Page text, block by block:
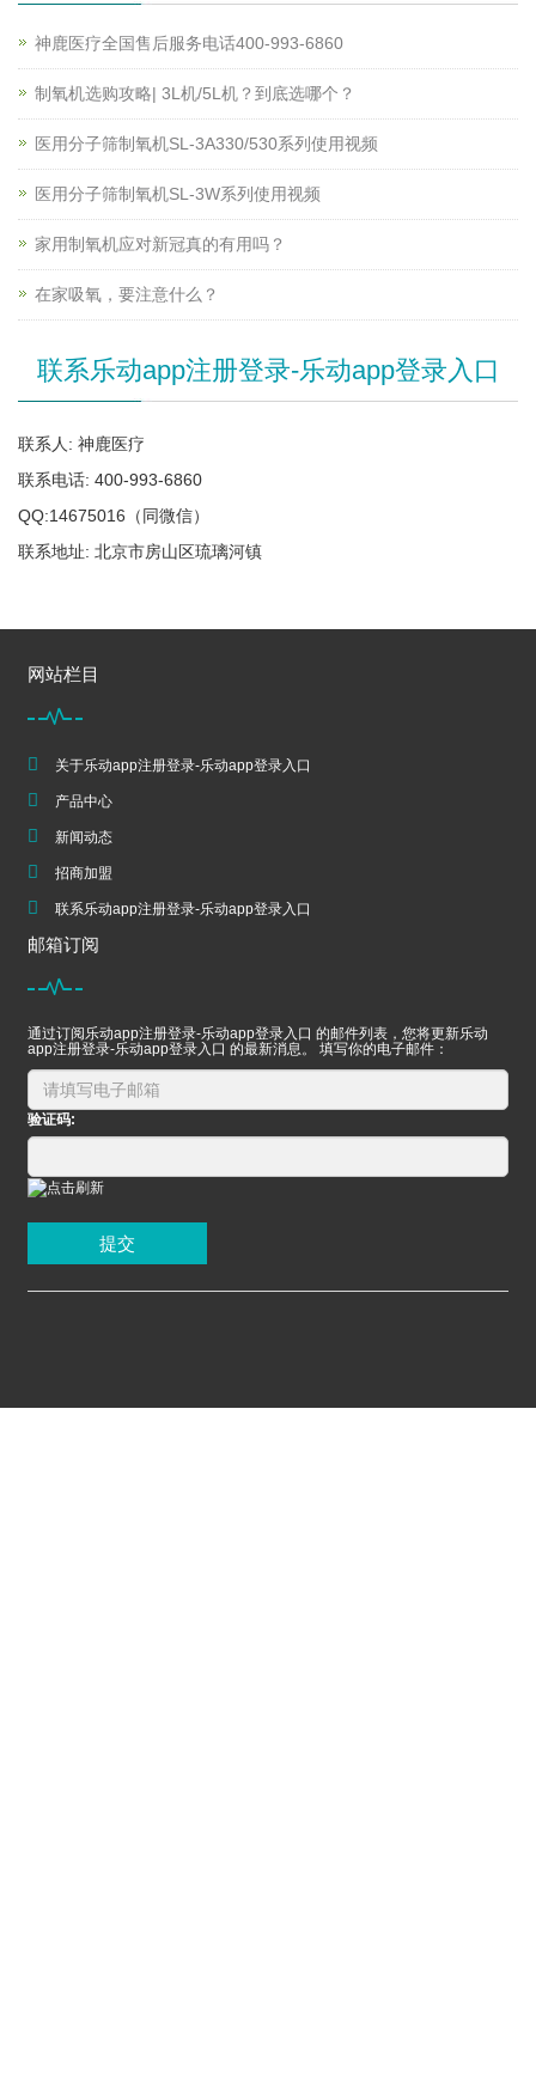
神鹿医疗全国售后服务电话400-993-6860
制氧机选购攻略| 3L机/5L机？到底选哪个？
医用分子筛制氧机SL-3A330/530系列使用视频
医用分子筛制氧机SL-3W系列使用视频
家用制氧机应对新冠真的有用吗？
在家吸氧，要注意什么？
联系乐动app注册登录-乐动app登录入口
联系人: 神鹿医疗
联系电话: 400-993-6860
QQ:14675016（同微信）
联系地址: 北京市房山区琉璃河镇
网站栏目
关于乐动app注册登录-乐动app登录入口
产品中心
新闻动态
招商加盟
联系乐动app注册登录-乐动app登录入口
邮箱订阅
通过订阅乐动app注册登录-乐动app登录入口 的邮件列表，您将更新乐动
app注册登录-乐动app登录入口 的最新消息。 填写你的电子邮件：
验证码:
提交